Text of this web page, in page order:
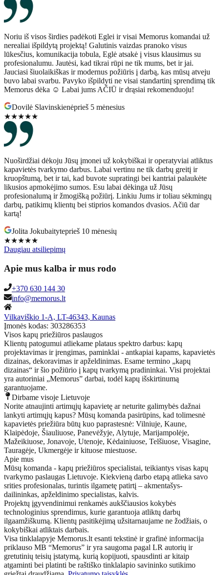
Noriu iš visos širdies padėkoti Eglei ir visai Memorus komandai už
nerealiai išpildytą projektą! Galutinis vaizdas pranoko visus
lūkesčius, komunikacija tobula, Eglė atsakė į visus klausimus su
profesionalumu. Jautėsi, kad tikrai rūpi ne tik mums, bet ir jai.
Jauciasi šiuolaikiškas ir modernus požiūris į darbą, kas mūsų atveju
buvo labai svarbu. Pavyko išpildyti ne visai standartinį sprendimą tik
Memorus dėka ☺️ Labai jums AČIŪ ir drąsiai rekomenduoju!
Dovilė Slavinskienėprieš 5 mėnesius
★★★★★
Nuoširdžiai dėkoju Jūsų įmonei už kokybiškai ir operatyviai atliktus
kapavietės tvarkymo darbus. Labai vertinu ne tik darbų greitį ir
kruopštumą, bet ir tai, kad buvote supratingi bei kantriai palaukėte
likusios apmokėjimo sumos. Esu labai dėkinga už Jūsų
profesionalumą ir žmogišką požiūrį. Linkiu Jums ir toliau sėkmingų
darbų, patikimų klientų bei stiprios komandos dvasios. Ačiū dar
kartą!
Jolita Jokubaityteprieš 10 mėnesių
★★★★★
Daugiau atsiliepimų
Apie mus kalba ir mus rodo
+370 630 144 30
info@memorus.lt
Vilkaviškio 1-A, LT-46343, Kaunas
Įmonės kodas: 303286353
Visos kapų priežiūros paslaugos
Klientų patogumui atliekame plataus spektro darbus: kapų
projektavimas ir įrengimas, paminklai - antkapiai kapams, kapavietės
dizainas, dekoravimas ir apželdinimas. Esame termino „kapų
dizainas“ ir šio požiūrio į kapų tvarkymą pradininkai. Visi projektai
yra autoriniai „Memorus” darbai, todėl kapų išskirtinumą
garantuojame.
Dirbame visoje Lietuvoje
Norite atnaujinti artimųjų kapavietę ar neturite galimybės dažnai
lankyti artimųjų kapus? Mūsų komanda pasirūpins, kad tolimesnė
kapavietės priežiūra būtų kuo paprastesnė: Vilniuje, Kaune,
Klaipėdoje, Šiauliuose, Panevėžyje, Alytuje, Marijampolėje,
Mažeikiuose, Jonavoje, Utenoje, Kėdainiuose, Telšiuose, Visagine,
Tauragėje, Ukmergėje ir kituose miestuose.
Apie mus
Mūsų komanda - kapų priežiūros specialistai, teikiantys visas kapų
tvarkymo paslaugas Lietuvoje. Kiekvieną darbo etapą atlieka savo
srities profesionalas, turintis ilgametę patirtį – akmentašys-
dailininkas, apželdinimo specialistas, kalvis.
Projektų įgyvendinimui renkamės aukščiausios kokybės
technologinius sprendimus, kurie garantuoja atliktų darbų
ilgaamžiškumą. Klientų pasitikėjimą užsitarnaujame ne žodžiais, o
kokybiškai atliktais darbais.
Visa tinklalapyje Memorus.lt esanti tekstinė ir grafinė informacija
priklauso MB “Memorus” ir yra saugoma pagal LR autorių ir
gretutinių teisių įstatymą, kurią kopijuoti, spausdinti ar kitaip
atgaminti bei platinti be raštiško tinklalapio savininko sutikimo